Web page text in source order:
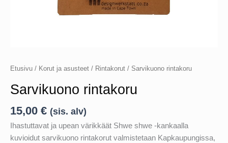
Etusivu / Korut ja asusteet / Rintakorut / Sarvikuono rintakoru
Sarvikuono rintakoru
15,00 € (sis. alv)
Ihastuttavat ja upean värikkäät Shwe shwe -kankaalla
kuvioidut sarvikuono rintakorut valmistetaan Kapkaupungissa,